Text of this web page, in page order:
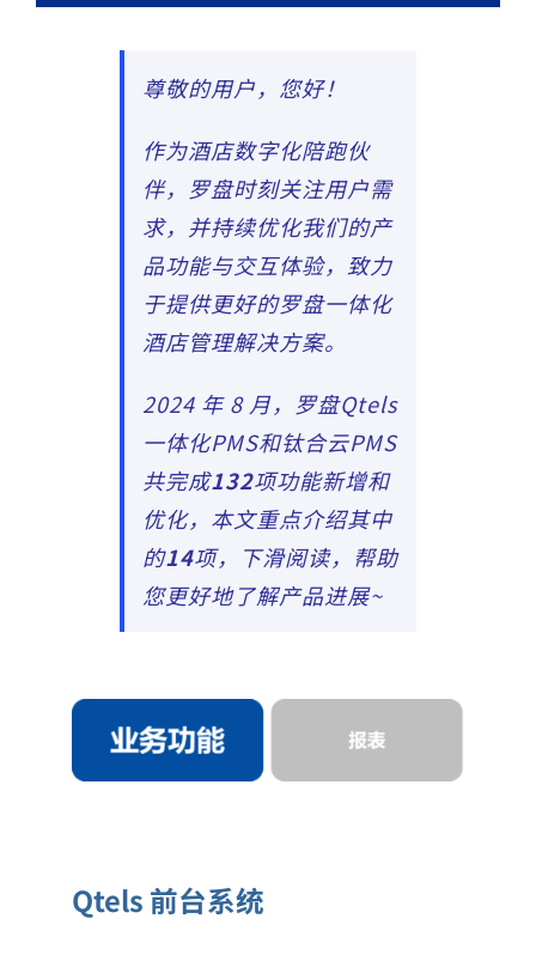
尊敬的用户，您好！
作为酒店数字化陪跑伙
伴，罗盘时刻关注用户需
求，并持续优化我们的产
品功能与交互体验，致力
于提供更好的罗盘一体化
酒店管理解决方案。
2024 年 8 月，罗盘Qtels
一体化PMS和钛合云PMS
共完成132项功能新增和
优化，本文重点介绍其中
的14项，下滑阅读，帮助
您更好地了解产品进展~
Qtels 前台系统